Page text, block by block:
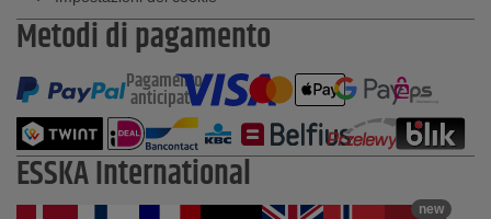
Metodi di pagamento
Pagamento
anticipato
ESSKA International
new